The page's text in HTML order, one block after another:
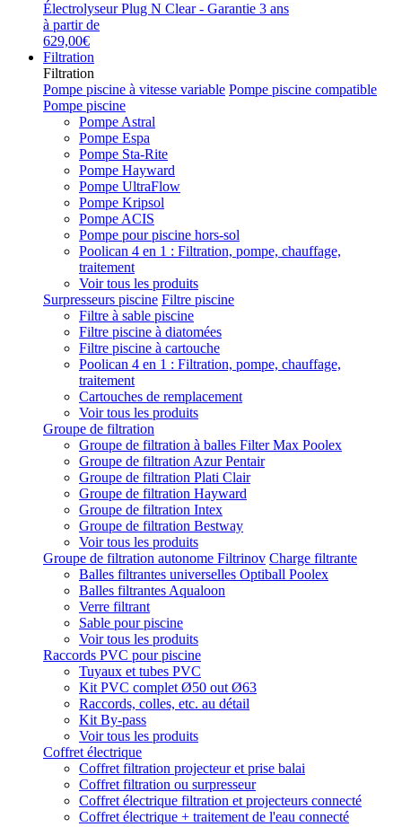
Électrolyseur Plug N Clear - Garantie 3 ans
à partir de
629,00€
Filtration
Filtration
Pompe piscine à vitesse variable Pompe piscine compatible
Pompe piscine
Pompe Astral
Pompe Espa
Pompe Sta-Rite
Pompe Hayward
Pompe UltraFlow
Pompe Kripsol
Pompe ACIS
Pompe pour piscine hors-sol
Poolican 4 en 1 : Filtration, pompe, chauffage,
traitement
Voir tous les produits
Surpresseurs piscine Filtre piscine
Filtre à sable piscine
Filtre piscine à diatomées
Filtre piscine à cartouche
Poolican 4 en 1 : Filtration, pompe, chauffage,
traitement
Cartouches de remplacement
Voir tous les produits
Groupe de filtration
Groupe de filtration à balles Filter Max Poolex
Groupe de filtration Azur Pentair
Groupe de filtration Plati Clair
Groupe de filtration Hayward
Groupe de filtration Intex
Groupe de filtration Bestway
Voir tous les produits
Groupe de filtration autonome Filtrinov Charge filtrante
Balles filtrantes universelles Optiball Poolex
Balles filtrantes Aqualoon
Verre filtrant
Sable pour piscine
Voir tous les produits
Raccords PVC pour piscine
Tuyaux et tubes PVC
Kit PVC complet Ø50 out Ø63
Raccords, colles, etc. au détail
Kit By-pass
Voir tous les produits
Coffret électrique
Coffret filtration projecteur et prise balai
Coffret filtration ou surpresseur
Coffret électrique filtration et projecteurs connecté
Coffret électrique + traitement de l'eau connecté